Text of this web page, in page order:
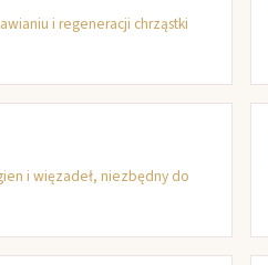
i regeneracji chrząstki
i więzadeł, niezbędny do